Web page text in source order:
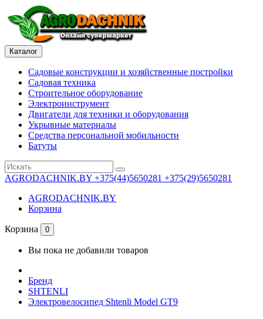
Каталог
Садовые конструкции и хозяйственные постройки
Садовая техника
Строительное оборудование
Электроинструмент
Двигатели для техники и оборудования
Укрывные материалы
Средства персональной мобильности
Батуты
AGRODACHNIK.BY +375(44)5650281 +375(29)5650281
AGRODACHNIK.BY
Корзина
Корзина 0
Вы пока не добавили товаров
Бренд
SHTENLI
Электровелосипед Shtenli Model GT9